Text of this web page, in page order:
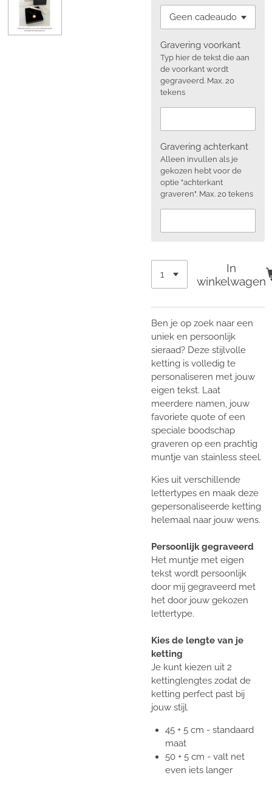
Gravering voorkant
Typ hier de tekst die aan
de voorkant wordt
gegraveerd. Max. 20
tekens
Gravering achterkant
Alleen invullen als je
gekozen hebt voor de
optie "achterkant
graveren". Max. 20 tekens
In
winkelwagen
Ben je op zoek naar een
uniek en persoonlijk
sieraad? Deze stijlvolle
ketting is volledig te
personaliseren met jouw
eigen tekst. Laat
meerdere namen, jouw
favoriete quote of een
speciale boodschap
graveren op een prachtig
muntje van stainless steel.
Kies uit verschillende
lettertypes en maak deze
gepersonaliseerde ketting
helemaal naar jouw wens.
Persoonlijk gegraveerd
Het muntje met eigen
tekst wordt persoonlijk
door mij gegraveerd met
het door jouw gekozen
lettertype.
Kies de lengte van je
ketting
Je kunt kiezen uit 2
kettinglengtes zodat de
ketting perfect past bij
jouw stijl.
45 + 5 cm - standaard
maat
50 + 5 cm - valt net
even iets langer